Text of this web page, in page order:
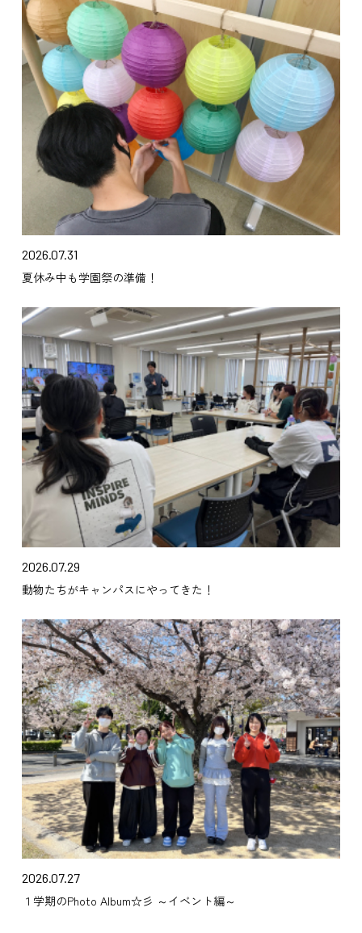
2026.07.31
夏休み中も学園祭の準備！
2026.07.29
動物たちがキャンパスにやってきた！
2026.07.27
１学期のPhoto Album☆彡 ～イベント編～